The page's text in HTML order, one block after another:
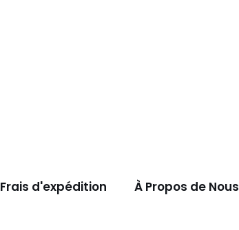
Frais d'expédition À Propos de Nous